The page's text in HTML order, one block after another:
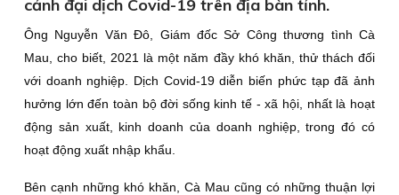
cảnh đại dịch Covid-19 trên địa bàn tỉnh.
Ông Nguyễn Văn Đô, Giám đốc Sở Công thương tình Cà
Mau, cho biết, 2021 là một năm đầy khó khăn, thử thách đối
với doanh nghiệp. Dịch Covid-19 diễn biến phức tạp đã ảnh
hưởng lớn đến toàn bộ đời sống kinh tế - xã hội, nhất là hoạt
động sản xuất, kinh doanh của doanh nghiệp, trong đó có
hoạt động xuất nhập khẩu.
Bên cạnh những khó khăn, Cà Mau cũng có những thuận lợi